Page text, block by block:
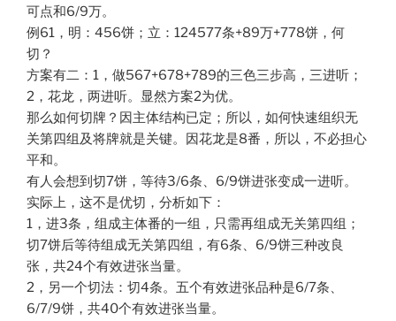
可点和6/9万。
例61，明：456饼；立：124577条+89万+778饼，何
切？
方案有二：1，做567+678+789的三色三步高，三进听；
2，花龙，两进听。显然方案2为优。
那么如何切牌？因主体结构已定；所以，如何快速组织无
关第四组及将牌就是关键。因花龙是8番，所以，不必担心
平和。
有人会想到切7饼，等待3/6条、6/9饼进张变成一进听。
实际上，这不是优切，分析如下：
1，进3条，组成主体番的一组，只需再组成无关第四组；
切7饼后等待组成无关第四组，有6条、6/9饼三种改良
张，共24个有效进张当量。
2，另一个切法：切4条。五个有效进张品种是6/7条、
6/7/9饼，共40个有效进张当量。